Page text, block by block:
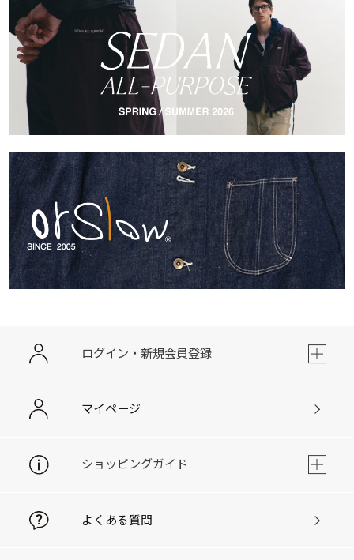
ログイン・新規会員登録
マイページ
ショッピングガイド
よくある質問